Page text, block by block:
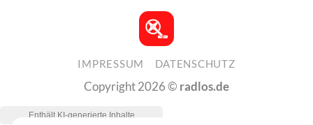
IMPRESSUM DATENSCHUTZ
Copyright 2026 © radlos.de